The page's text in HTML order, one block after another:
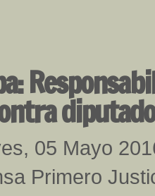
05 Mayo
Primero